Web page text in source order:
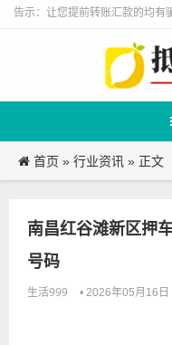
告示：让您提前转账汇款的均有
首页 » 行业资讯 » 正文
南昌红谷滩新区押
号码
生活999 • 2026年05月16日